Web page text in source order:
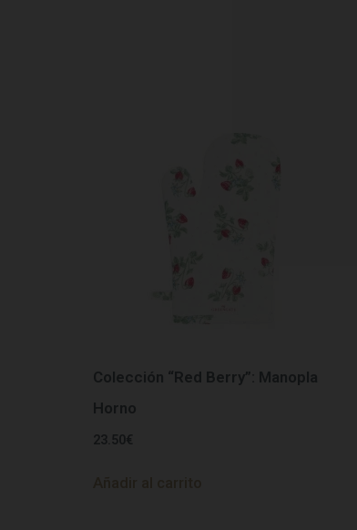
Colección “Red Berry”: Manopla
Horno
23.50€